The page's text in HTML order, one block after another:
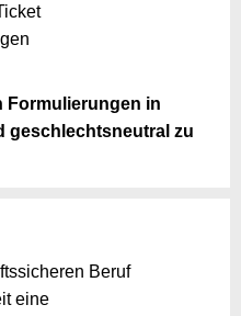
Formulierungen in
geschlechtsneutral zu
Beruf
eine